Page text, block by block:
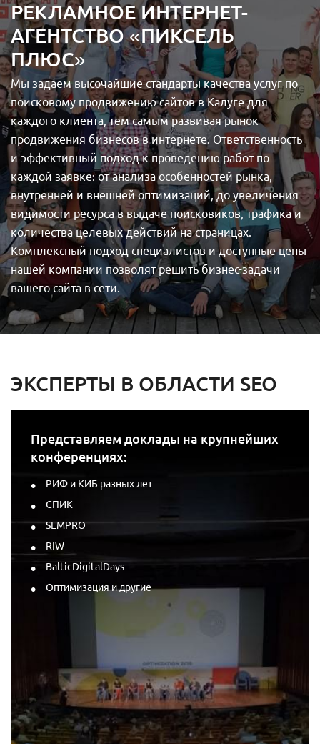
РЕКЛАМНОЕ ИНТЕРНЕТ-
АГЕНТСТВО «ПИКСЕЛЬ
ПЛЮС»
Мы задаем высочайшие стандарты качества услуг по
поисковому продвижению сайтов в Калуге для
каждого клиента, тем самым развивая рынок
продвижения бизнесов в интернете. Ответственность
и эффективный подход к проведению работ по
каждой заявке: от анализа особенностей рынка,
внутренней и внешней оптимизаций, до увеличения
видимости ресурса в выдаче поисковиков, трафика и
количества целевых действий на страницах.
Комплексный подход специалистов и доступные цены
нашей компании позволят решить бизнес-задачи
вашего сайта в сети.
ЭКСПЕРТЫ В ОБЛАСТИ SEO
Представляем доклады на крупнейших
конференциях:
РИФ и КИБ разных лет
СПИК
SEMPRO
RIW
BalticDigitalDays
Оптимизация и другие